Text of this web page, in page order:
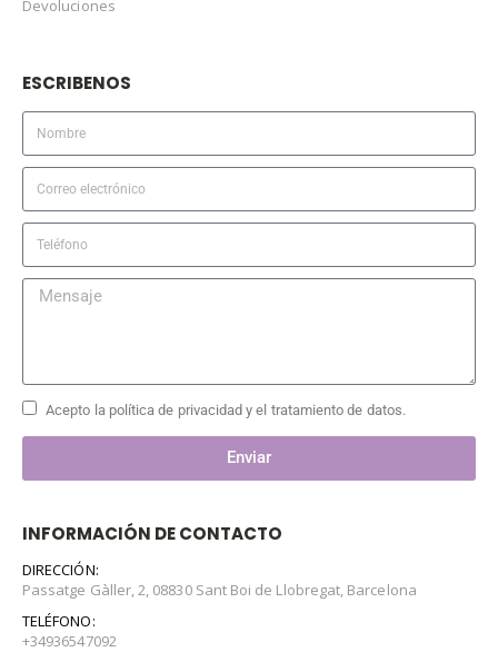
Devoluciones
ESCRIBENOS
Acepto la política de privacidad y el tratamiento de datos.
Enviar
INFORMACIÓN DE CONTACTO
DIRECCIÓN:
Passatge Gàller, 2, 08830 Sant Boi de Llobregat, Barcelona
TELÉFONO:
+34936547092